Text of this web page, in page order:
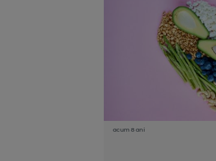
acum 8 ani